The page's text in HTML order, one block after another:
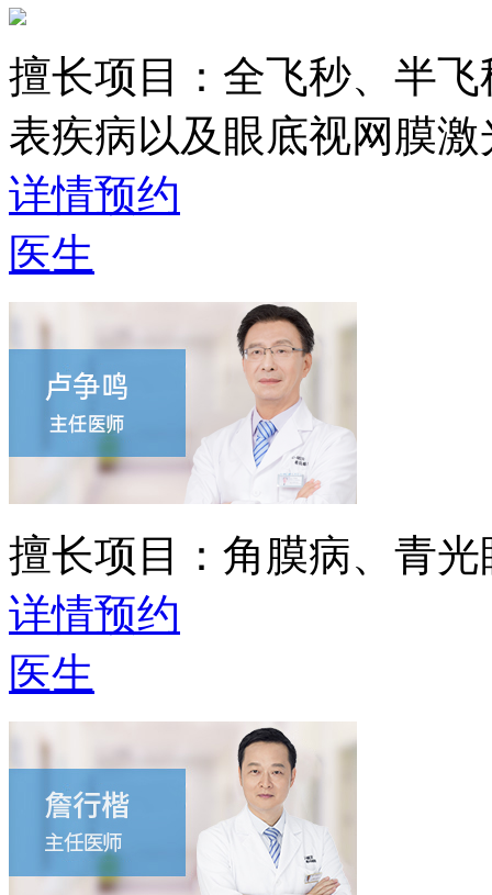
擅长项目： 全飞秒、半
表疾病以及眼底视网膜激
详情预约
医生
擅长项目： 角膜病、青
详情预约
医生